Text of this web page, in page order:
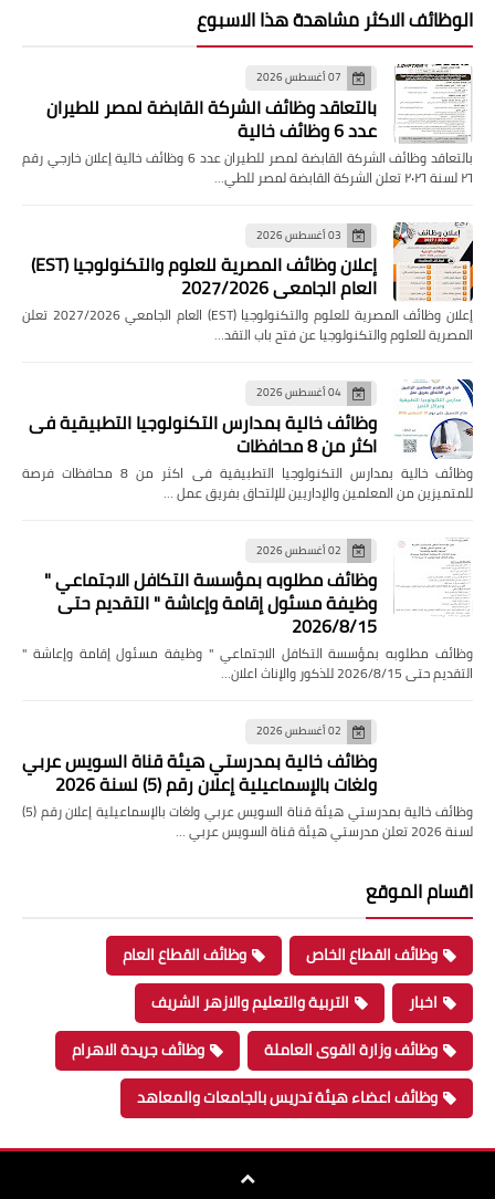
الوظائف الاكثر مشاهدة هذا الاسبوع
07 أغسطس 2026
بالتعاقد وظائف الشركة القابضة لمصر للطيران
عدد 6 وظائف خالية
بالتعاقد وظائف الشركة القابضة لمصر للطيران عدد 6 وظائف خالية إعلان خارجي رقم
٢٦ لسنة ٢٠٢٦ تعلن الشركة القابضة لمصر للطي…
03 أغسطس 2026
إعلان وظائف المصرية للعلوم والتكنولوجيا (EST)
العام الجامعي 2027/2026
إعلان وظائف المصرية للعلوم والتكنولوجيا (EST) العام الجامعي 2027/2026 تعلن
المصرية للعلوم والتكنولوجيا عن فتح باب التقد…
04 أغسطس 2026
وظائف خالية بمدارس التكنولوجيا التطبيقية فى
اكثر من 8 محافظات
وظائف خالية بمدارس التكنولوجيا التطبيقية فى اكثر من 8 محافظات فرصة
للمتميزين من المعلمين والإداريين للإلتحاق بفريق عمل …
02 أغسطس 2026
وظائف مطلوبه بمؤسسة التكافل الاجتماعي "
وظيفة مسئول إقامة وإعاشة " التقديم حتى
2026/8/15
وظائف مطلوبه بمؤسسة التكافل الاجتماعي " وظيفة مسئول إقامة وإعاشة "
التقديم حتى 2026/8/15 للذكور والإناث اعلان…
02 أغسطس 2026
وظائف خالية بمدرستي هيئة قناة السويس عربي
ولغات بالإسماعيلية إعلان رقم (5) لسنة 2026
وظائف خالية بمدرستي هيئة قناة السويس عربي ولغات بالإسماعيلية إعلان رقم (5)
لسنة 2026 تعلن مدرستي هيئة قناة السويس عربي …
اقسام الموقع
وظائف القطاع الخاص
وظائف القطاع العام
اخبار
التربية والتعليم والازهر الشريف
وظائف وزارة القوى العاملة
وظائف جريدة الاهرام
وظائف اعضاء هيئة تدريس بالجامعات والمعاهد